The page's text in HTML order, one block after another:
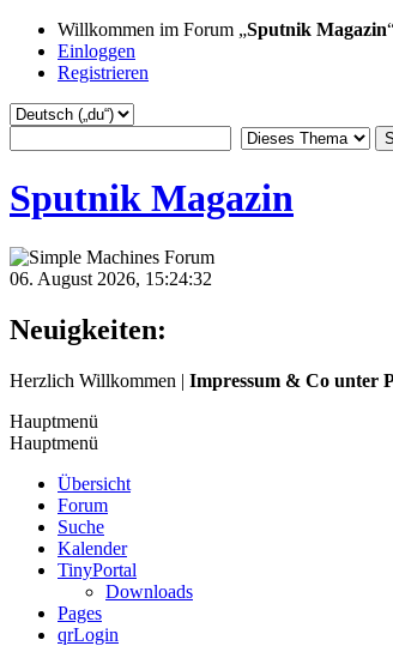
Willkommen im Forum „Sputnik Magazin
Einloggen
Registrieren
Sputnik Magazin
06. August 2026, 15:24:32
Neuigkeiten:
Herzlich Willkommen | Impressum & Co unter
Hauptmenü
Hauptmenü
Übersicht
Forum
Suche
Kalender
TinyPortal
Downloads
Pages
qrLogin
Bastian:
2024-08-31, 07:34:39
🔴 LIVE 🌋 Erdbeben:
Campi Flegrei
Martin: